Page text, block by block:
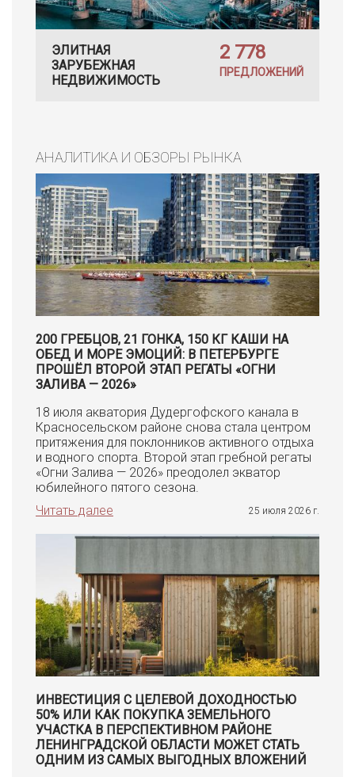
ЭЛИТНАЯ
ЗАРУБЕЖНАЯ
НЕДВИЖИМОСТЬ
2 778
ПРЕДЛОЖЕНИЙ
АНАЛИТИКА И ОБЗОРЫ РЫНКА
200 ГРЕБЦОВ, 21 ГОНКА, 150 КГ КАШИ НА
ОБЕД И МОРЕ ЭМОЦИЙ: В ПЕТЕРБУРГЕ
ПРОШЁЛ ВТОРОЙ ЭТАП РЕГАТЫ «ОГНИ
ЗАЛИВА — 2026»
18 июля акватория Дудергофского канала в
Красносельском районе снова стала центром
притяжения для поклонников активного отдыха
и водного спорта. Второй этап гребной регаты
«Огни Залива — 2026» преодолел экватор
юбилейного пятого сезона.
Читать далее
25 июля 2026 г.
ИНВЕСТИЦИЯ С ЦЕЛЕВОЙ ДОХОДНОСТЬЮ
50% ИЛИ КАК ПОКУПКА ЗЕМЕЛЬНОГО
УЧАСТКА В ПЕРСПЕКТИВНОМ РАЙОНЕ
ЛЕНИНГРАДСКОЙ ОБЛАСТИ МОЖЕТ СТАТЬ
ОДНИМ ИЗ САМЫХ ВЫГОДНЫХ ВЛОЖЕНИЙ